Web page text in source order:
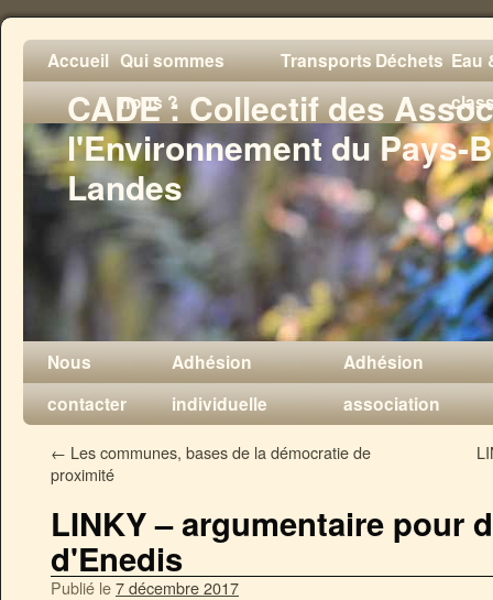
CADE : Collectif des
l'Environnement du Pays-
Landes
Accueil Qui sommes
nous ?
TransportsDéchets Eau
Nous
contacter
Adhésion
individuelle
Adhésion
association
← Les communes, bases de la démocratie de
proximité
LINKY – argumentaire pour
d'Enedis
Publié le7 décembre 2017